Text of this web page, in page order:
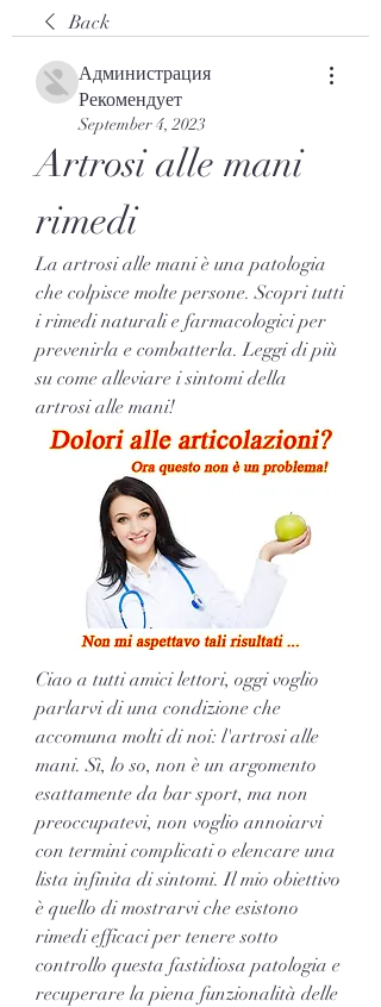
Back
Администрация
Рекомендует
September 4, 2023
Artrosi alle mani
rimedi
La artrosi alle mani è una patologia
che colpisce molte persone. Scopri tutti
i rimedi naturali e farmacologici per
prevenirla e combatterla. Leggi di più
su come alleviare i sintomi della
artrosi alle mani!
Ciao a tutti amici lettori, oggi voglio
parlarvi di una condizione che
accomuna molti di noi: l'artrosi alle
mani. Sì, lo so, non è un argomento
esattamente da bar sport, ma non
preoccupatevi, non voglio annoiarvi
con termini complicati o elencare una
lista infinita di sintomi. Il mio obiettivo
è quello di mostrarvi che esistono
rimedi efficaci per tenere sotto
controllo questa fastidiosa patologia e
recuperare la piena funzionalità delle